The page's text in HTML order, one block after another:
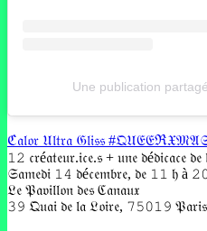
Une publication
ℭ𝔞𝔩𝔬𝔯 𝔘𝔩𝔱𝔯𝔞 𝔊𝔩𝔦𝔰𝔰
𝟷𝟸 𝔠𝔯é𝔞𝔱𝔢𝔲𝔯.𝔦𝔠𝔢.𝔰 + 𝔲𝔫𝔢 𝔡é𝔡𝔦𝔠𝔞𝔠𝔢 𝔡𝔢
𝔖𝔞𝔪𝔢𝔡𝔦 𝟷𝟺 𝔡é𝔠𝔢𝔪𝔟𝔯𝔢, 𝔡𝔢 𝟷𝟷 𝔥 à
𝔏𝔢 𝔓𝔞𝔳𝔦𝔩𝔩𝔬𝔫 𝔡𝔢𝔰 ℭ𝔞𝔫𝔞𝔲𝔵
𝟹𝟿 𝔔𝔲𝔞𝔦 𝔡𝔢 𝔩𝔞 𝔏𝔬𝔦𝔯𝔢, 𝟽𝟻𝟶𝟷𝟿